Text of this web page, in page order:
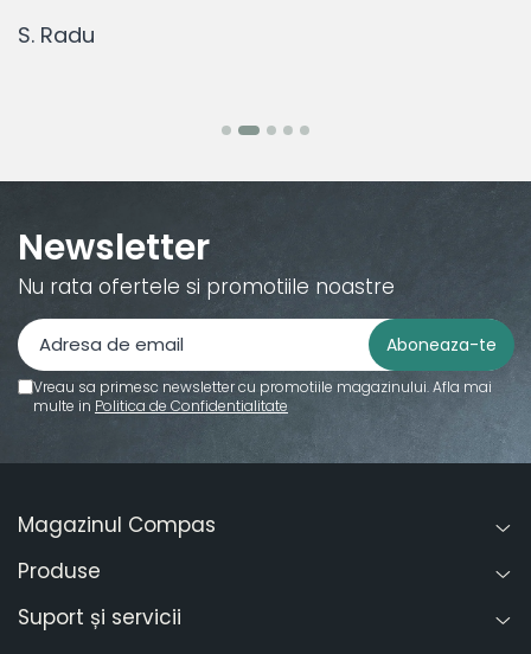
S. Radu
Newsletter
Nu rata ofertele si promotiile noastre
Vreau sa primesc newsletter cu promotiile magazinului. Afla mai
multe in Politica de Confidentialitate
Magazinul Compas
Produse
Suport și servicii